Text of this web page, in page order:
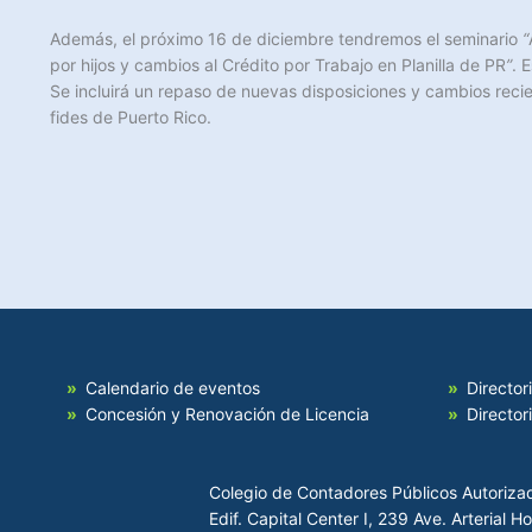
Además, el próximo 16 de diciembre tendremos el seminario “
por hijos y cambios al Crédito por Trabajo en Planilla de PR”.
Se incluirá un repaso de nuevas disposiciones y cambios
fides de Puerto Rico.
Calendario de eventos
Concesión y Renovación de Licencia
Colegio de Contadores Públicos
Edif. Capital Center I, 239 Ave. Arterial